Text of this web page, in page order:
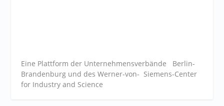
Eine Plattform der Unternehmensverbände Berlin-
Brandenburg und des Werner-von- Siemens-Center
for Industry and Science